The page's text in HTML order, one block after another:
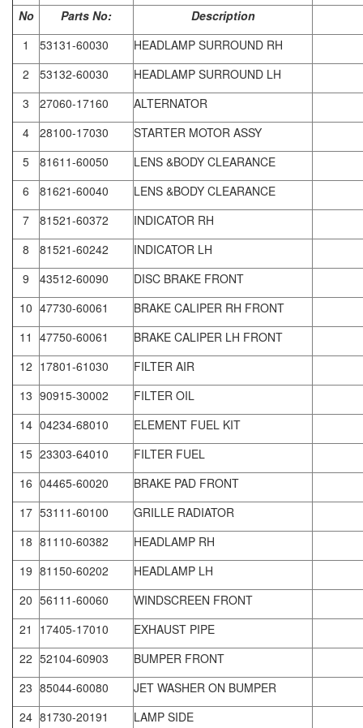
No
Parts No:
Description
1
53131-60030
HEADLAMP SURROUND RH
2
53132-60030
HEADLAMP SURROUND LH
3
27060-17160
ALTERNATOR
4
28100-17030
STARTER MOTOR ASSY
5
81611-60050
LENS &BODY CLEARANCE
6
81621-60040
LENS &BODY CLEARANCE
7
81521-60372
INDICATOR RH
8
81521-60242
INDICATOR LH
9
43512-60090
DISC BRAKE FRONT
10 47730-60061
BRAKE CALIPER RH FRONT
11 47750-60061
BRAKE CALIPER LH FRONT
12 17801-61030
FILTER AIR
13 90915-30002
FILTER OIL
14 04234-68010
ELEMENT FUEL KIT
15 23303-64010
FILTER FUEL
16 04465-60020
BRAKE PAD FRONT
17 53111-60100
GRILLE RADIATOR
18 81110-60382
HEADLAMP RH
19 81150-60202
HEADLAMP LH
20 56111-60060
WINDSCREEN FRONT
21
17405-17010
EXHAUST PIPE
22 52104-60903
BUMPER FRONT
23 85044-60080
JET WASHER ON BUMPER
24 81730-20191 LAMP SIDE